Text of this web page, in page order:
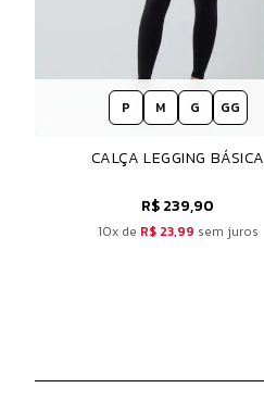
P M G GG
CALÇA LEGGING BÁSICA
R$ 239,90
10x de R$ 23,99 sem juros